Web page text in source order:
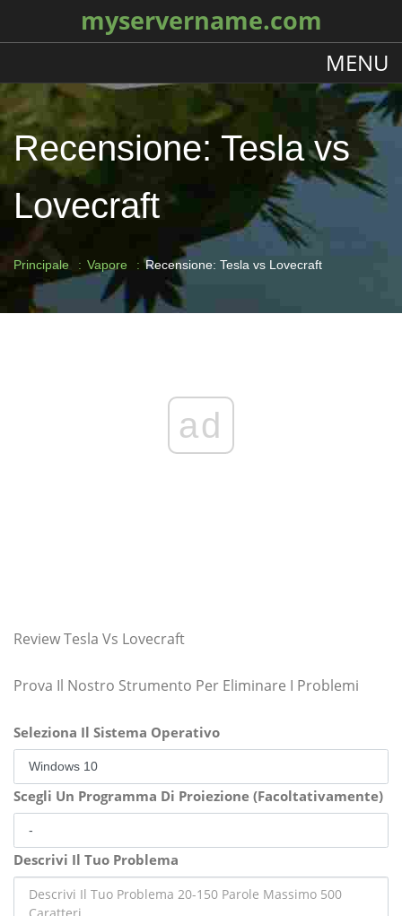
myservername.com
MENU
Recensione: Tesla vs
Lovecraft
Principale Vapore Recensione: Tesla vs Lovecraft
ad
Review Tesla Vs Lovecraft
Prova Il Nostro Strumento Per Eliminare I Problemi
Seleziona Il Sistema Operativo
Scegli Un Programma Di Proiezione (Facoltativamente)
Descrivi Il Tuo Problema